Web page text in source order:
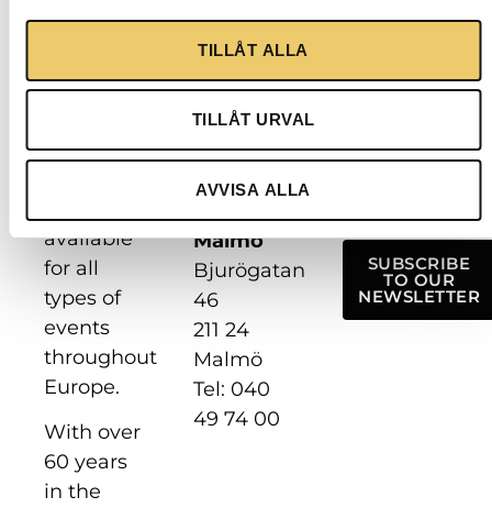
TILLÅT ALLA
TILLÅT URVAL
AVVISA ALLA
develop
deliver the
available
for all
types of
events
throughout
Europe.
With over
60 years
in the
8
187 66
Täby
Tel: 08 622
98 40
Malmö
Bjurögatan
46
211 24
Malmö
Tel: 040
49 74 00
SUBSCRIBE
TO OUR
NEWSLETTER